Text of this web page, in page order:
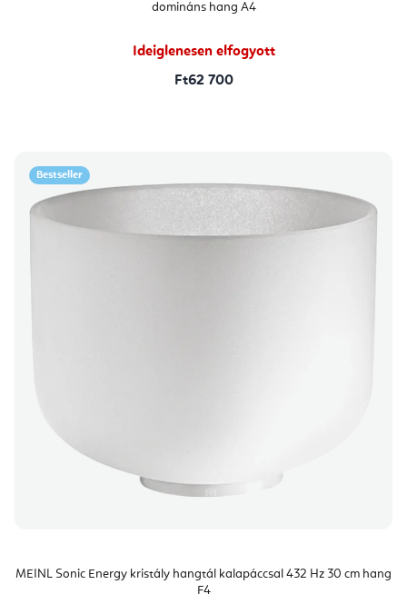
domináns hang A4
Ideiglenesen elfogyott
Ft62 700
Bestseller
MEINL Sonic Energy kristály hangtál kalapáccsal 432 Hz 30 cm hang
F4